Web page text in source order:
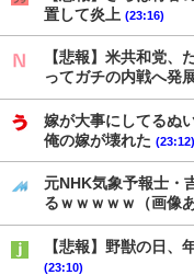
置して炎上 (23:16)
【悲報】米共和党、
ってガチの内戦へ発
嫁が大事にしてるぬ
俺の嫁が壊れた (23:12)
元NHK気象予報士・
るｗｗｗｗｗ（画像
【悲報】野獣の日、
(23:10)